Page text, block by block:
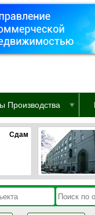
Производства
Сдам